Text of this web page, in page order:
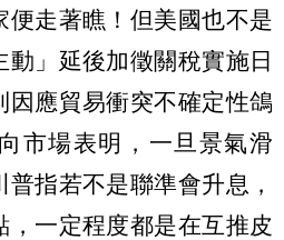
便走著瞧！但美國也不是
」延後加徵關稅實施日
因應貿易衝突不確定性鴿
市場表明，一旦景氣滑
指若不是聯準會升息，
，一定程度都是在互推皮